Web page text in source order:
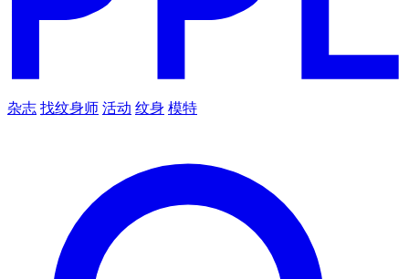
杂志 找纹身师 活动 纹身 模特